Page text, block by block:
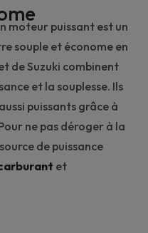
moteur puissant est un
souple et économe en
de Suzuki combinent
et la souplesse. Ils
puissants grâce à
ne pas déroger à la
de puissance
et